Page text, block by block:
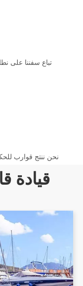
تباع سفننا على نطاق
نحن ننتج قوارب
قيادة